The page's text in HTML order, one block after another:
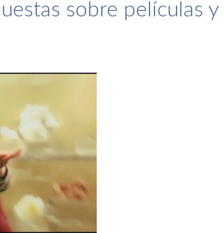
sobre películas y